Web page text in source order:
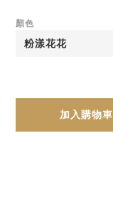
顏色
加入購物車